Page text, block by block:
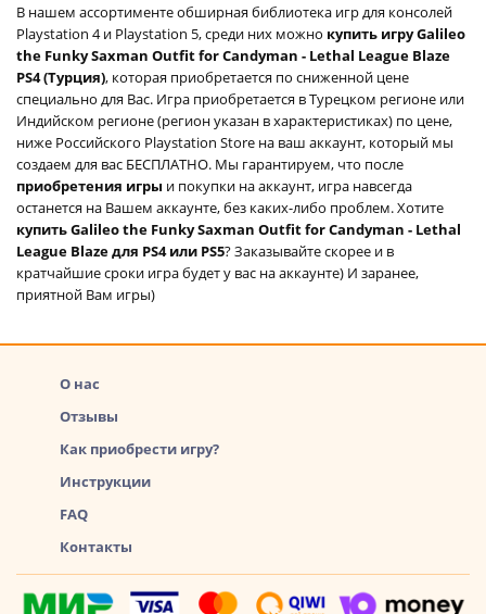
В нашем ассортименте обширная библиотека игр для консолей
Playstation 4 и Playstation 5, среди них можно купить игру Galileo
the Funky Saxman Outfit for Candyman - Lethal League Blaze
PS4 (Турция), которая приобретается по сниженной цене
специально для Вас. Игра приобретается в Турецком регионе или
Индийском регионе (регион указан в характеристиках) по цене,
ниже Российского Playstation Store на ваш аккаунт, который мы
создаем для вас БЕСПЛАТНО. Мы гарантируем, что после
приобретения игры и покупки на аккаунт, игра навсегда
останется на Вашем аккаунте, без каких-либо проблем. Хотите
купить Galileo the Funky Saxman Outfit for Candyman - Lethal
League Blaze для PS4 или PS5? Заказывайте скорее и в
кратчайшие сроки игра будет у вас на аккаунте) И заранее,
приятной Вам игры)
О нас
Отзывы
Как приобрести игру?
Инструкции
FAQ
Контакты